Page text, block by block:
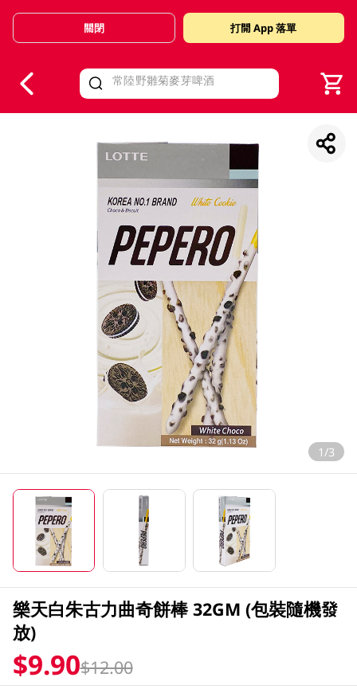
Valid Until 30 June 2026
關閉 打開 App 落單
1/3
樂天白朱古力曲奇餅棒 32GM (包裝隨機發
放)
$9.90$12.00